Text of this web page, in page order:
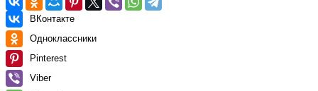
ВКонтакте
Одноклассники
Pinterest
Viber